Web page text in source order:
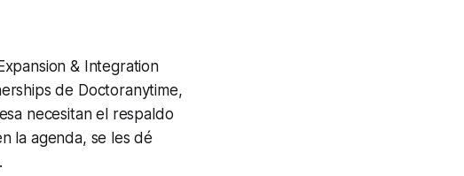
& Integration
de Doctoranytime,
necesitan el respaldo
la agenda, se les dé